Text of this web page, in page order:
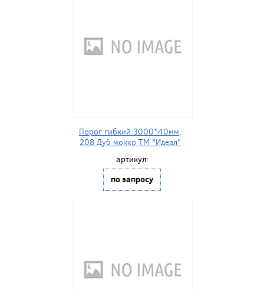
Порог гибкий 3000*40мм,
208 Дуб мокко ТМ "Идеал"
артикул:
по запросу